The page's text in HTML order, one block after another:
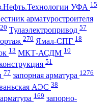
УФА 15
арматуростроителя
20 Тулаэлектропривод 57
270 Ямал-СПГ 18
13 МКТ-АСДМ 10
51
77 запорная арматура 1276
АЭС 38
169 запорно-